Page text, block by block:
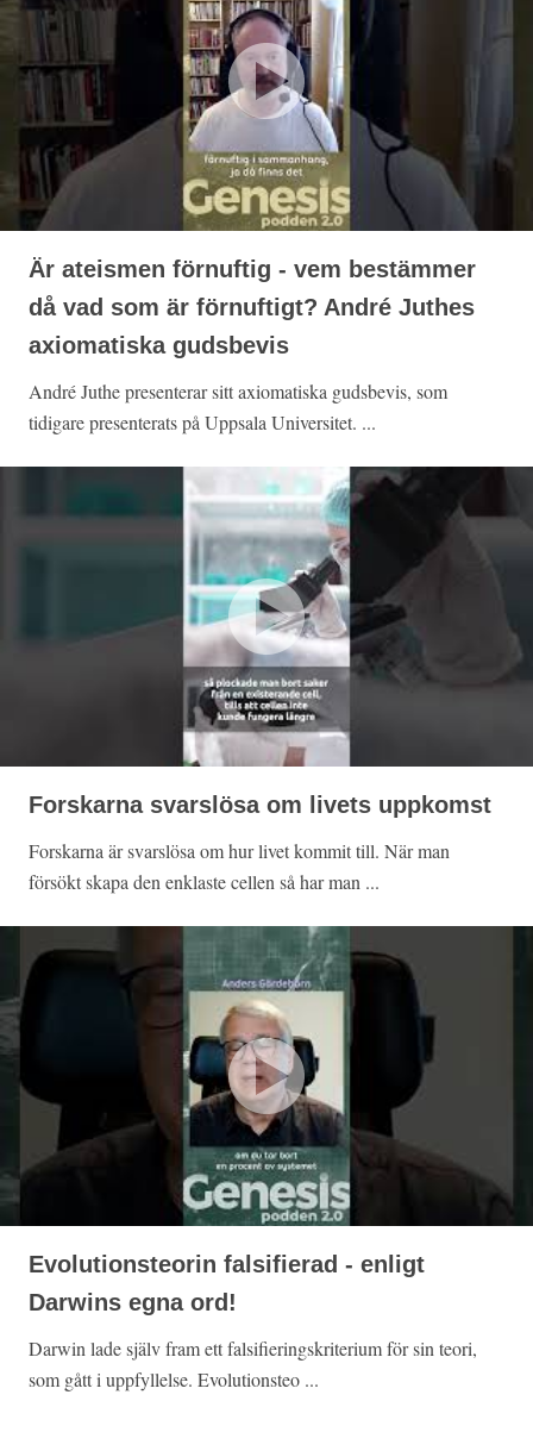
Är ateismen förnuftig - vem bestämmer
då vad som är förnuftigt? André Juthes
axiomatiska gudsbevis
André Juthe presenterar sitt axiomatiska gudsbevis, som
tidigare presenterats på Uppsala Universitet. ...
Forskarna svarslösa om livets uppkomst
Forskarna är svarslösa om hur livet kommit till. När man
försökt skapa den enklaste cellen så har man ...
Evolutionsteorin falsifierad - enligt
Darwins egna ord!
Darwin lade själv fram ett falsifieringskriterium för sin teori,
som gått i uppfyllelse. Evolutionsteo ...